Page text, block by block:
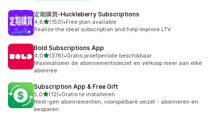
定期購買‑Huckleberry Subscriptions
4,8van 5 sterren
(150)
150 recensies in totaal
•Free plan available
Realize the ideal subscription and help improve LTV
Bold Subscriptions App
4,0van 5 sterren
(376)
376 recensies in totaal
•Gratis proefperiode beschikbaar
Maximaliseer de abonnementsomzet en verkoop meer aan elke
abonnee
Subscription App & Free Gift
5,0van 5 sterren
(12)
12 recensies in totaal
•Gratis te installeren
Next-gen abonnementen, voorspelbare omzet - abonneren en
besparen